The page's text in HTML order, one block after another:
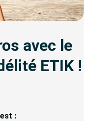
avec le
ETIK !
: